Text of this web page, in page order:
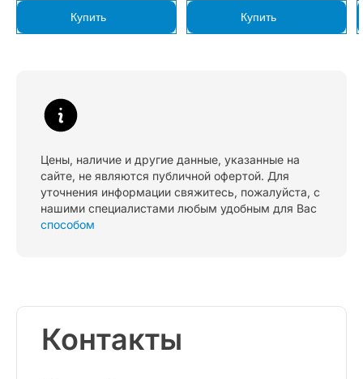
Купить Купить
Цены, наличие и другие данные, указанные на
сайте, не являются публичной офертой. Для
уточнения информации свяжитесь, пожалуйста, с
нашими специалистами любым удобным для Вас
способом
Контакты